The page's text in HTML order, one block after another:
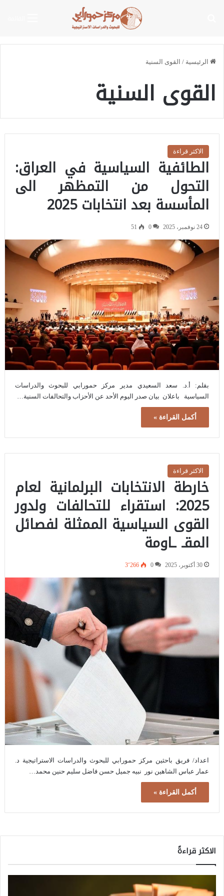
الرئيسية / القوى السنية
القوى السنية
الاكثر قراءة
الطائفية السياسية في العراق:
التحول من التمظهر الى
المأسسة بعد انتخابات 2025
24 نوفمبر، 2025 0
51
بقلم: أ.د. سعد السعيدي مدير مركز حمورابي للبحوث والدراسات
السياسية باعلان بيان صدر اليوم الأحد عن الأحزاب والتحالفات السنية…
أكمل القراءة »
الاكثر قراءة
خارطة الانتخابات البرلمانية لعام
2025: استقراء للتحالفات ولدور
القوى السياسية الممثلة لفصائل
المقـ ـاومة
30 أكتوبر، 2025 0 3٬266
اعداد/ فريق باحثين مركز حمورابي للبحوث والدراسات الاستراتيجية د.
عمار عباس الشاهين نور نبيه جميل حسن فاضل سليم حنين محمد…
أكمل القراءة »
الاكثر قراءةً